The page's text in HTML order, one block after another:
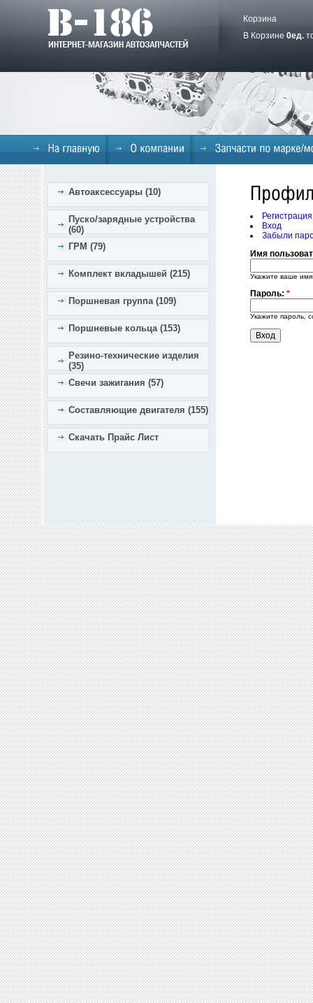
Корзина
В Корзине 0ед.
Автоаксессуары (10)
Пуско/зарядные устройства
(60)
ГРМ (79)
Комплект вкладышей (215)
Поршневая группа (109)
Поршневые кольца (153)
Резино-технические изделия
(35)
Свечи зажигания (57)
Составляющие двигателя (155)
Скачать Прайс Лист
Регистрация
Вход
Забыли
Имя
Укажите ваше
Пароль: *
Укажите пароль,